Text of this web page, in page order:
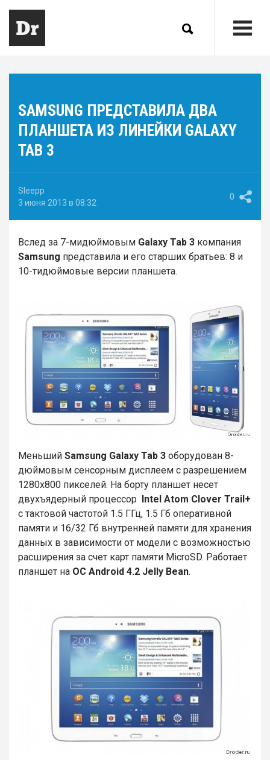
SAMSUNG ПРЕДСТАВИЛА ДВА
ПЛАНШЕТА ИЗ ЛИНЕЙКИ GALAXY
TAB 3
Sleepp
3 июня 2013 в 08:32
0
Вслед за 7-мидюймовым Galaxy Tab 3 компания
Samsung представила и его старших братьев: 8 и
10-тидюймовые версии планшета.
Меньший Samsung Galaxy Tab 3 оборудован 8-
дюймовым сенсорным дисплеем с разрешением
1280х800 пикселей. На борту планшет несет
двухъядерный процессор Intel Atom Clover Trail+
с тактовой частотой 1.5 ГГц, 1.5 Гб оперативной
памяти и 16/32 Гб внутренней памяти для хранения
данных в зависимости от модели с возможностью
расширения за счет карт памяти MicroSD. Работает
планшет на ОС Android 4.2 Jelly Bean.